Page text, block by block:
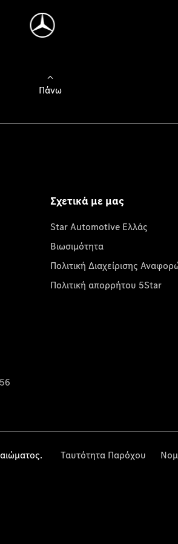
Πάνω
Σχετικά με μας
Star Automotive Ελλάς
Βιωσιμότητα
Πολιτική Διαχείρισης
Πολιτική απορρήτου 5Star
Ταυτότητα Παρόχου